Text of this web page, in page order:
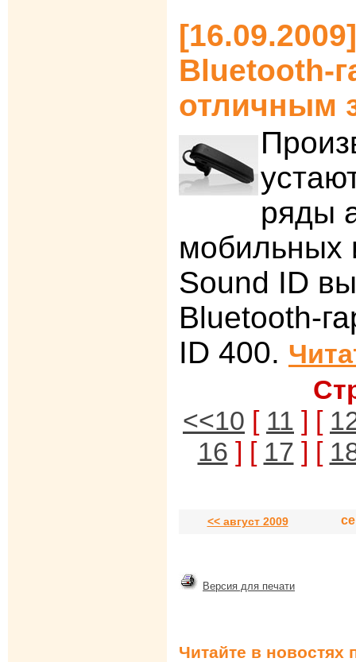
Bluetooth-
отличным
ряды
мобильных
Sound ID
Bluetooth-
ID 400.
<<10 [ 11 ] [
16 ] [ 17 ] [
<< август 2009
Версия для печати
Читайте в новостях